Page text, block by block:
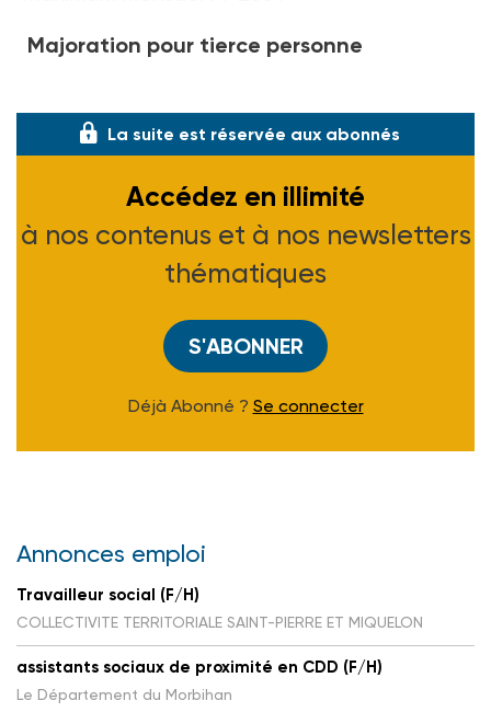
Majoration pour tierce personne
La suite est réservée aux abonnés
Accédez en illimité
à nos contenus et à nos newsletters
thématiques
S'ABONNER
Déjà Abonné ? Se connecter
Annonces emploi
Travailleur social (F/H)
COLLECTIVITE TERRITORIALE SAINT-PIERRE ET MIQUELON
assistants sociaux de proximité en CDD (F/H)
Le Département du Morbihan